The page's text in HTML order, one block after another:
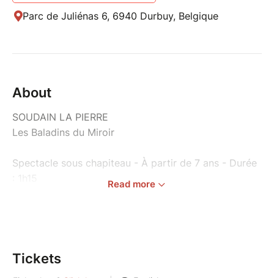
Parc de Juliénas 6, 6940 Durbuy, Belgique
About
SOUDAIN LA PIERRE
Les Baladins du Miroir
Spectacle sous chapiteau - À partir de 7 ans - Durée
Read more
Tickets